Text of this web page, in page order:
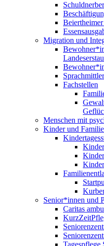
Migration und
Fachstellen
Menschen mit
Kinder und
Senior*innen und
Caritas
Tagespflege